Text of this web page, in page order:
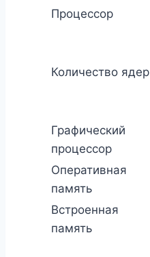
Процессор
Количество ядер
Графический
процессор
Оперативная
память
Встроенная
память